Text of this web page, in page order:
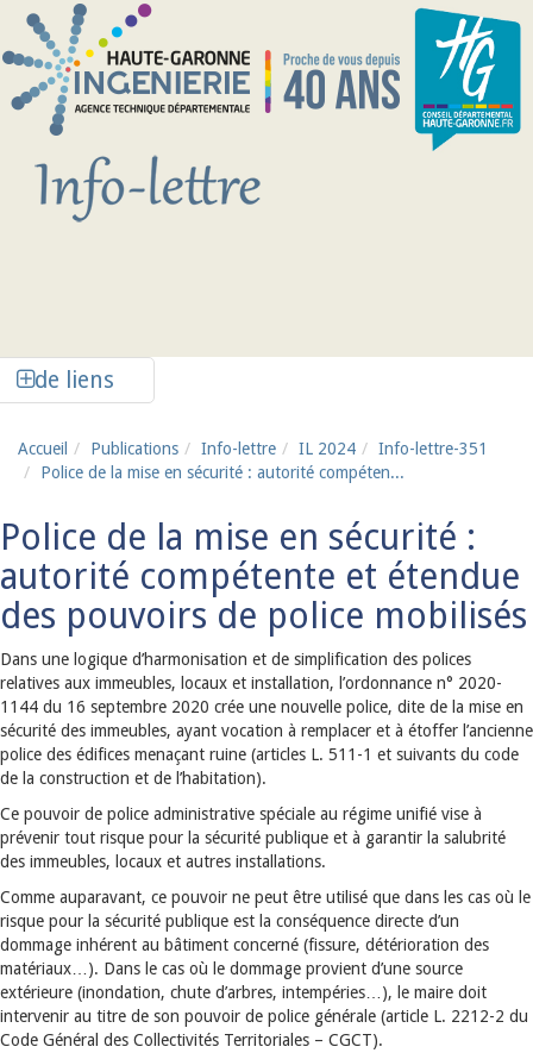
Aller au contenu principal
de liens
Accueil Publications Info-lettre IL 2024
Info-lettre-351
Police de la mise en sécurité : autorité compéten...
Police de la mise en sécurité :
autorité compétente et étendue
des pouvoirs de police mobilisés
Dans une logique d’harmonisation et de simplification des polices
relatives aux immeubles, locaux et installation, l’ordonnance n° 2020-
1144 du 16 septembre 2020 crée une nouvelle police, dite de la mise en
sécurité des immeubles, ayant vocation à remplacer et à étoffer l’ancienne
police des édifices menaçant ruine (articles L. 511-1 et suivants du code
de la construction et de l’habitation).
Ce pouvoir de police administrative spéciale au régime unifié vise à
prévenir tout risque pour la sécurité publique et à garantir la salubrité
des immeubles, locaux et autres installations.
Comme auparavant, ce pouvoir ne peut être utilisé que dans les cas où le
risque pour la sécurité publique est la conséquence directe d’un
dommage inhérent au bâtiment concerné (fissure, détérioration des
matériaux…). Dans le cas où le dommage provient d’une source
extérieure (inondation, chute d’arbres, intempéries…), le maire doit
intervenir au titre de son pouvoir de police générale (article L. 2212-2 du
Code Général des Collectivités Territoriales – CGCT).